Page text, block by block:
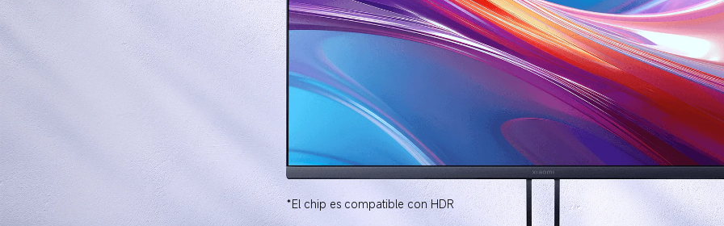
*El chip es compatible con HDR